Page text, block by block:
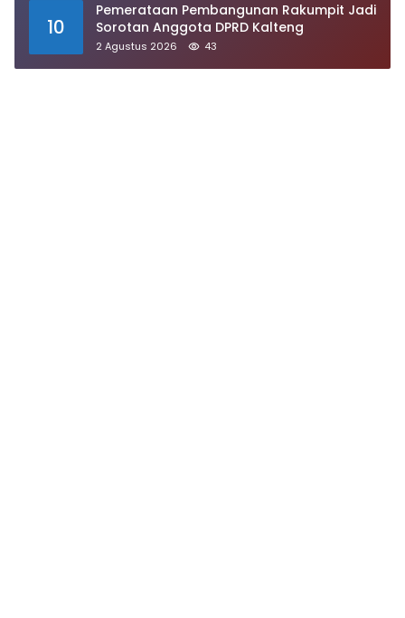
10
Pemerataan Pembangunan Rakumpit Jadi
Sorotan Anggota DPRD Kalteng
2 Agustus 2026 43